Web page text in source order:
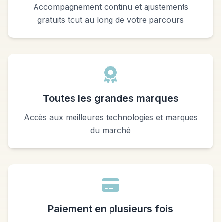
Accompagnement continu et ajustements
gratuits tout au long de votre parcours
Toutes les grandes marques
Accès aux meilleures technologies et marques
du marché
Paiement en plusieurs fois